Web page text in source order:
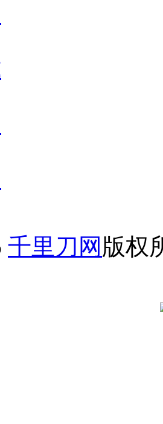
千里刀网 版权